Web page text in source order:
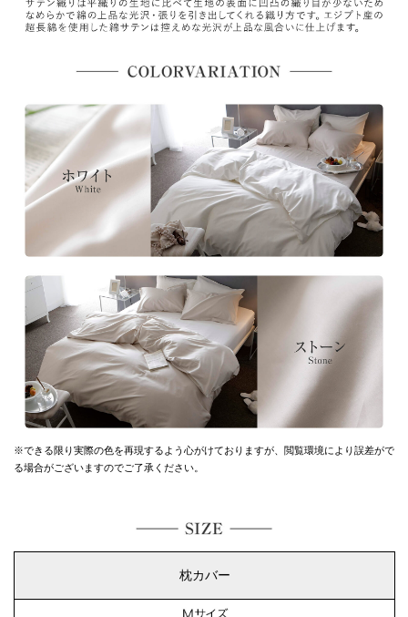
※できる限り実際の色を再現するよう心がけておりますが、 閲覧環境により誤差がで
る場合がございますのでご了承ください。
枕カバー